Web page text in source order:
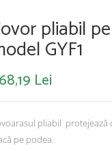
pliabil
GYF1
Lei
pliabil protejează
pe podea.